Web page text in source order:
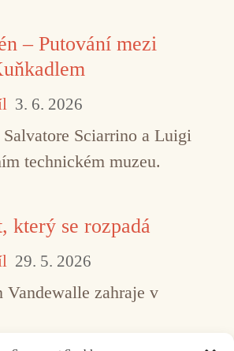
– Putování mezi
3. 6. 2026
Sciarrino a Luigi
technickém muzeu.
který se rozpadá
29. 5. 2026
zahraje v